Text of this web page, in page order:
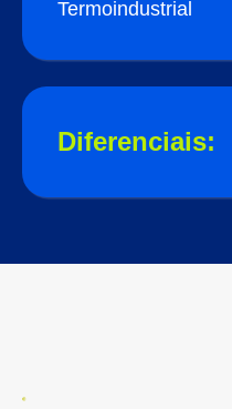
Termoindustrial
Diferenciais: